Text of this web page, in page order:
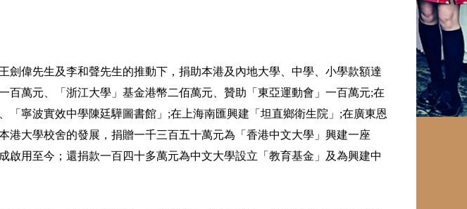
劍偉先生及李和聲先生的推動下，捐助本港及內地大學、中學、小學款額達
百萬元、「浙江大學」基金港幣二佰萬元、贊助「東亞運動會」一百萬元;在
「寧波實效中學陳廷驊圖書館」;在上海南匯興建「坦直鄉衛生院」;在廣東恩
港大學校舍的發展，捐贈一千三百五十萬元為「香港中文大學」興建一座
啟用至今；還捐款一百四十多萬元為中文大學設立「教育基金」及為興建中